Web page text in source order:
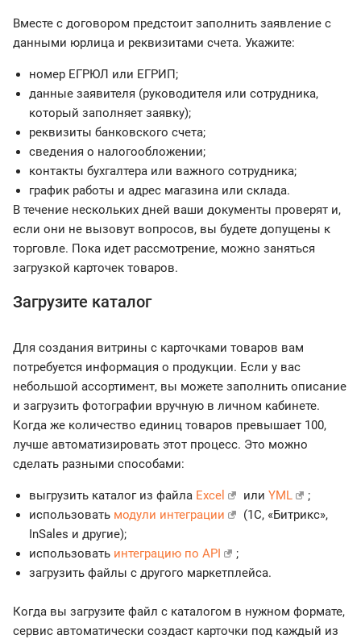
Вместе с договором предстоит заполнить заявление с
данными юрлица и реквизитами счета. Укажите:
номер ЕГРЮЛ или ЕГРИП;
данные заявителя (руководителя или сотрудника,
который заполняет заявку);
реквизиты банковского счета;
сведения о налогообложении;
контакты бухгалтера или важного сотрудника;
график работы и адрес магазина или склада.
В течение нескольких дней ваши документы проверят и,
если они не вызовут вопросов, вы будете допущены к
торговле. Пока идет рассмотрение, можно заняться
загрузкой карточек товаров.
Загрузите каталог
Для создания витрины с карточками товаров вам
потребуется информация о продукции. Если у вас
небольшой ассортимент, вы можете заполнить описание
и загрузить фотографии вручную в личном кабинете.
Когда же количество единиц товаров превышает 100,
лучше автоматизировать этот процесс. Это можно
сделать разными способами:
выгрузить каталог из файла Excel или YML
;
использовать модули интеграции
(1С, «Битрикс»,
InSales и другие);
использовать интеграцию по API
;
загрузить файлы с другого маркетплейса.
Когда вы загрузите файл с каталогом в нужном формате,
сервис автоматически создаст карточки под каждый из